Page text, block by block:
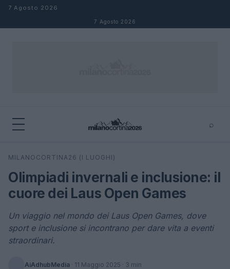
Salta al contenuto
7 Agosto 2026
7 Agosto 2026
⌕
Cerca
MILANOCORTINA26 (I LUOGHI)
Olimpiadi invernali e inclusione: il
cuore dei Laus Open Games
Un viaggio nel mondo dei Laus Open Games, dove
sport e inclusione si incontrano per dare vita a eventi
straordinari.
AiAdhubMedia · 11 Maggio 2025 · 3 min